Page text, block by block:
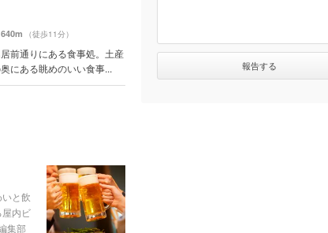
640m （徒歩11分）
前通りにある食事処。土産
にある眺めのいい食事...
と飲
内ビ
集部